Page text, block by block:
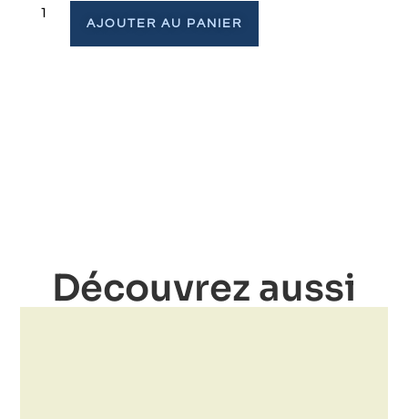
AJOUTER AU PANIER
Découvrez aussi